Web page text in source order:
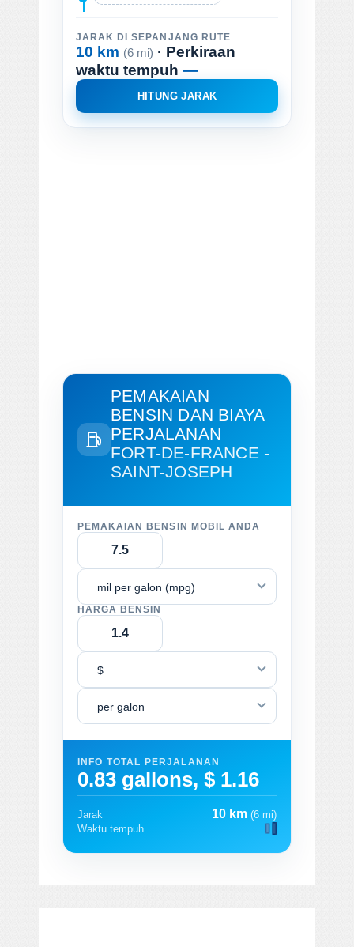
JARAK DI SEPANJANG RUTE
10 km (6 mi) · Perkiraan
waktu tempuh —
HITUNG JARAK
PEMAKAIAN
BENSIN DAN BIAYA
PERJALANAN
FORT-DE-FRANCE -
SAINT-JOSEPH
PEMAKAIAN BENSIN MOBIL ANDA
mil per galon (mpg)
HARGA BENSIN
$
per galon
INFO TOTAL PERJALANAN
0.83 gallons, $ 1.16
Jarak 10 km (6 mi)
Waktu tempuh